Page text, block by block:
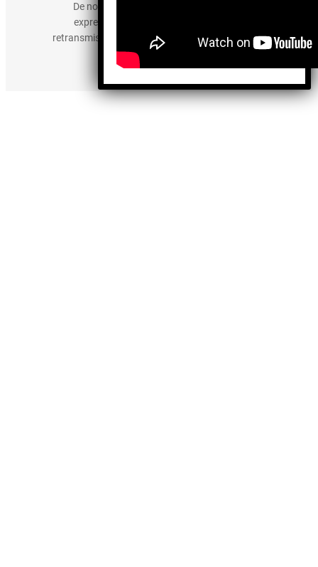
De no existir previa autorización, queda
expresamente prohibida la publicación,
retransmisión, edición y cualquier otro uso de los
contenidos.